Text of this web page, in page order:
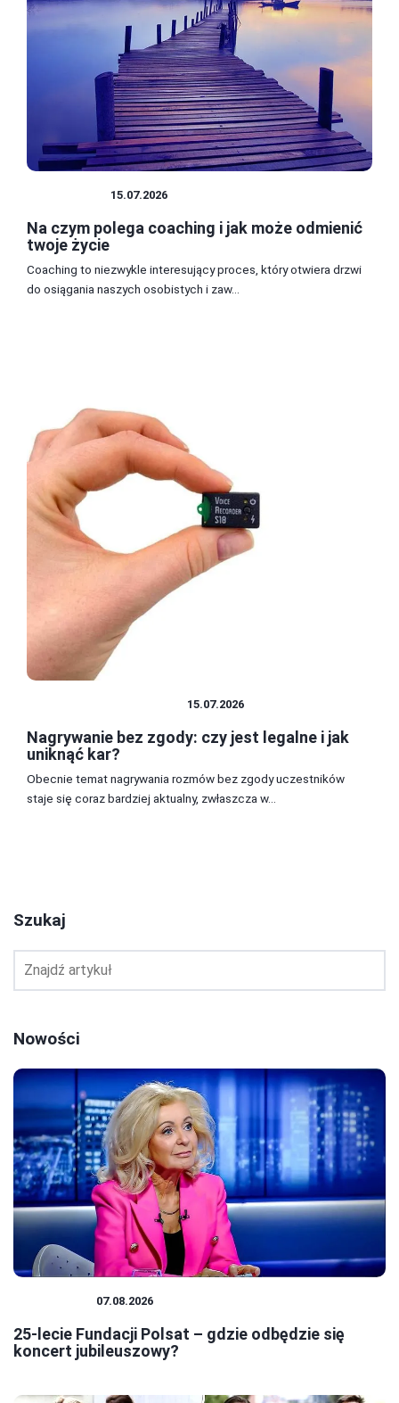
15.07.2026
Na czym polega coaching i jak może odmienić
twoje życie
Coaching to niezwykle interesujący proces, który otwiera drzwi
do osiągania naszych osobistych i zaw...
15.07.2026
Nagrywanie bez zgody: czy jest legalne i jak
uniknąć kar?
Obecnie temat nagrywania rozmów bez zgody uczestników
staje się coraz bardziej aktualny, zwłaszcza w...
Szukaj
Nowości
07.08.2026
25-lecie Fundacji Polsat – gdzie odbędzie się
koncert jubileuszowy?